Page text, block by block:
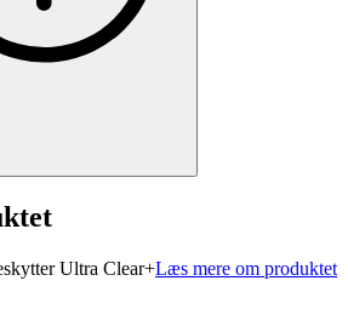
Ultra Clear+Læs mere om produktet